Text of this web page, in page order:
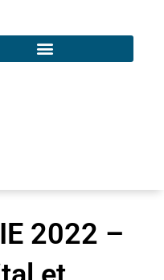
2022 –